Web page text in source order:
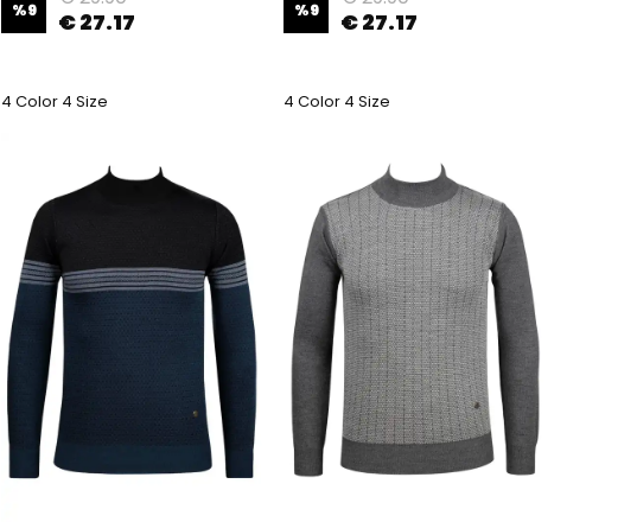
%9 € 27.17
4 Color 4 Size
%9 € 27.17
4 Color 4 Size